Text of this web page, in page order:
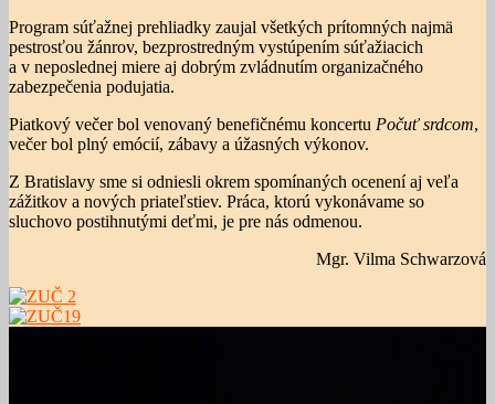
Program súťažnej prehliadky zaujal všetkých prítomných najmä
pestrosťou žánrov, bezprostredným vystúpením súťažiacich
a v neposlednej miere aj dobrým zvládnutím organizačného
zabezpečenia podujatia.
Piatkový večer bol venovaný benefičnému koncertu Počuť srdcom,
večer bol plný emócií, zábavy a úžasných výkonov.
Z Bratislavy sme si odniesli okrem spomínaných ocenení aj veľa
zážitkov a nových priateľstiev. Práca, ktorú vykonávame so
sluchovo postihnutými deťmi, je pre nás odmenou.
Mgr. Vilma Schwarzová